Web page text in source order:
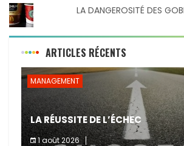
LA DANGEROSITÉ DES
ARTICLES RÉCENTS
MANAGEMENT
LA RÉUSSITE DE L’ÉCHEC
1 août 2026